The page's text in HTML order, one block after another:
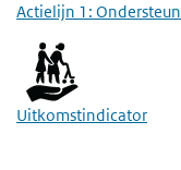
Actielijn 1:
Uitkomstindicator